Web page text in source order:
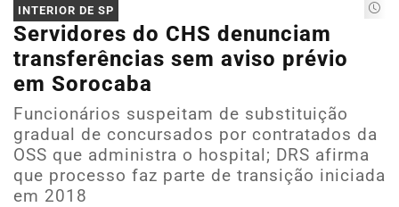
INTERIOR DE SP
Servidores do CHS denunciam
transferências sem aviso prévio
em Sorocaba
Funcionários suspeitam de substituição
gradual de concursados por contratados da
OSS que administra o hospital; DRS afirma
que processo faz parte de transição iniciada
em 2018